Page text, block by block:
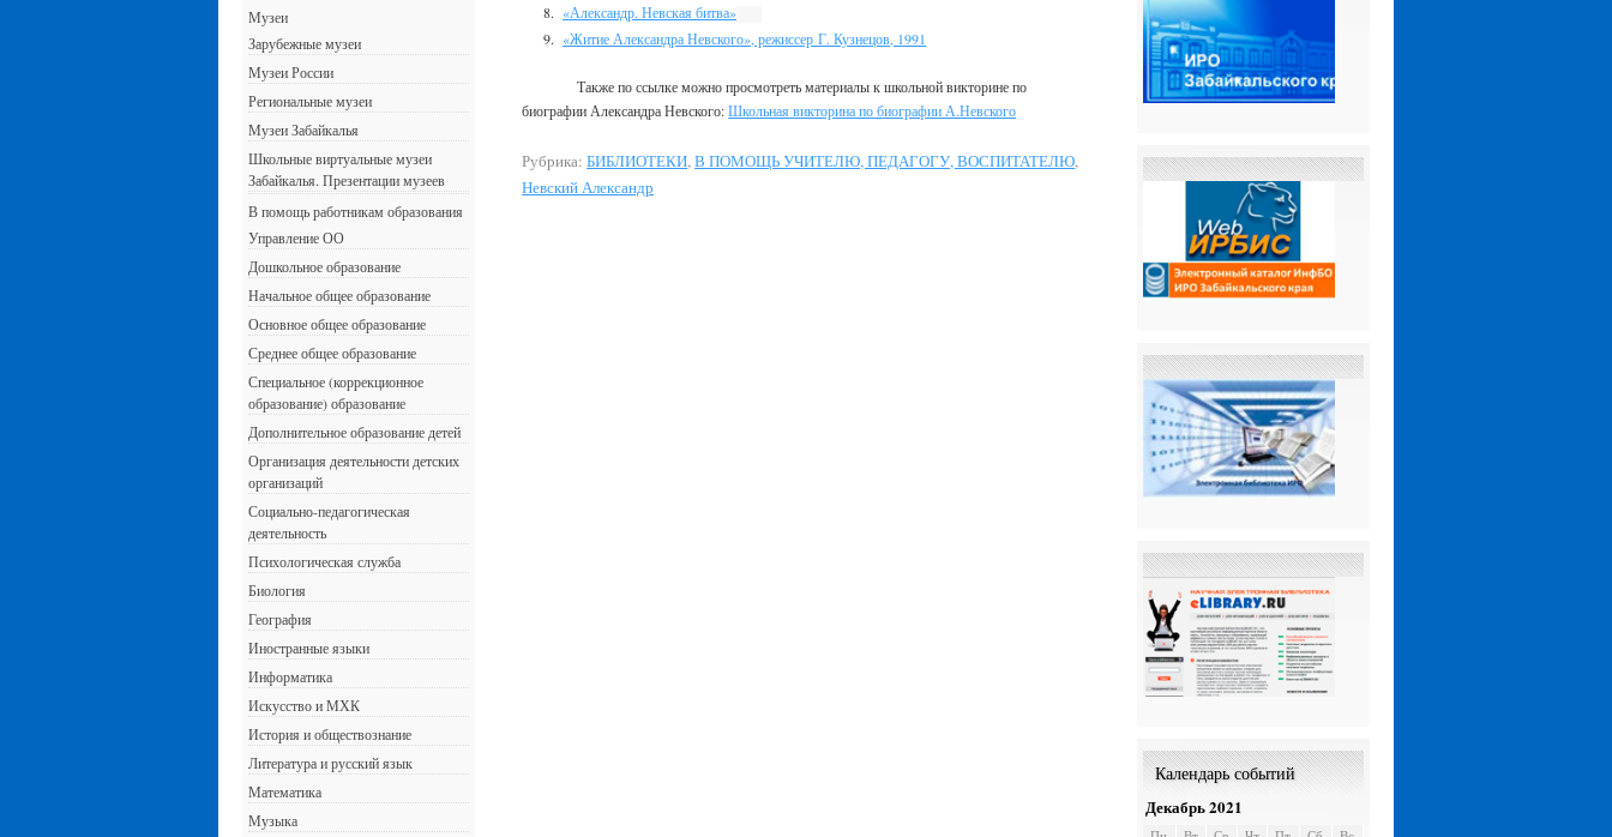
«Александр. Невская битва»
«Житие Александра Невского», режиссер Г. Кузнецов, 1991
Также по ссылке можно просмотреть материалы к школьной викторине по
биографии Александра Невского:Школьная викторина по биографии А.Невского
Рубрика: БИБЛИОТЕКИ,В ПОМОЩЬ УЧИТЕЛЮ, ПЕДАГОГУ, ВОСПИТАТЕЛЮ,
Невский Александр
Музеи
Зарубежные музеи
Музеи России
Региональные музеи
Музеи Забайкалья
Школьные виртуальные музеи
Забайкалья. Презентации музеев
В помощь работникам образования
Управление ОО
Дошкольное образование
Начальное общее образование
Основное общее образование
Среднее общее образование
Специальное (коррекционное
образование) образование
Дополнительное образование детей
Организация деятельности детских
организаций
Социально-педагогическая
деятельность
Психологическая служба
Биология
География
Иностранные языки
Информатика
Искусство и МХК
История и обществознание
Литература и русский язык
Математика
Музыка
Календарь событий
Декабрь 2021